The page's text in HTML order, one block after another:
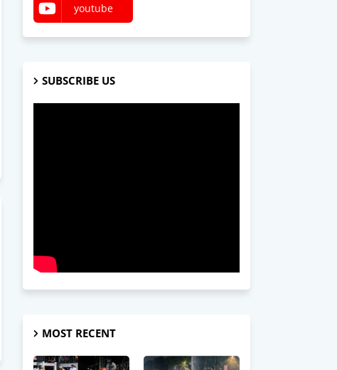
youtube
SUBSCRIBE US
MOST RECENT